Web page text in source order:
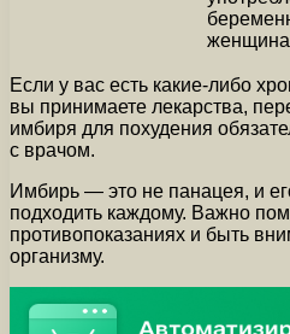
Если у вас есть какие-либо
вы принимаете лекарства,
имбиря для похудения
с врачом.
Имбирь — это не панацея, и
подходить каждому. Важно
противопоказаниях и быть
организму.